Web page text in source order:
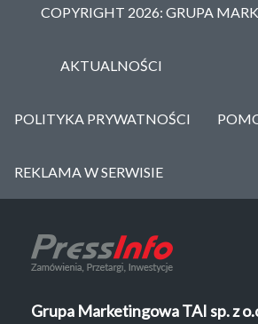
COPYRIGHT 2026: GRUPA
AKTUALNOŚCI
POLITYKA PRYWATNOŚCI
REKLAMA W SERWISIE
Grupa Marketingowa TAI sp. z